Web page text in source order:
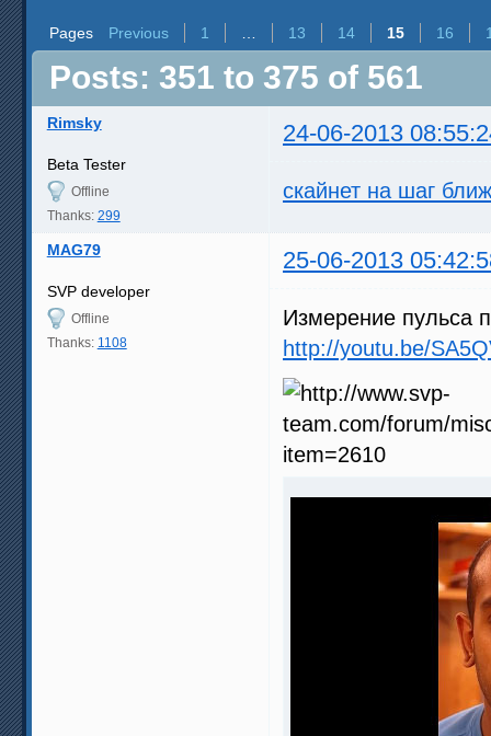
Pages Previous 1 13 14 15 16
Posts: 351 to 375 of 561
Rimsky 24-06-2013
Beta Tester
Offline
Thanks: 299
скайнет на шаг
MAG79 25-06-2013
SVP developer
Offline
Thanks: 1108
Измерение пульса
http://youtu.be/